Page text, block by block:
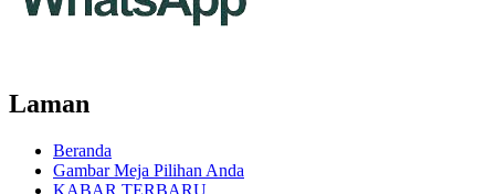
Laman
Beranda
Gambar Meja Pilihan Anda
KABAR TERBARU